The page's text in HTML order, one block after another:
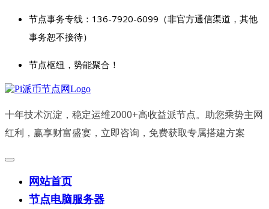
节点事务专线：136-7920-6099（非官方通信渠道，其他
事务恕不接待）
节点枢纽，势能聚合！
十年技术沉淀，稳定运维2000+高收益派节点。助您乘势主网
红利，赢享财富盛宴，立即咨询，免费获取专属搭建方案
网站首页
节点电脑服务器